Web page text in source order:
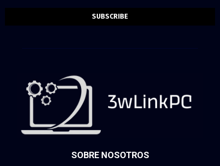
SOBRE NOSOTROS